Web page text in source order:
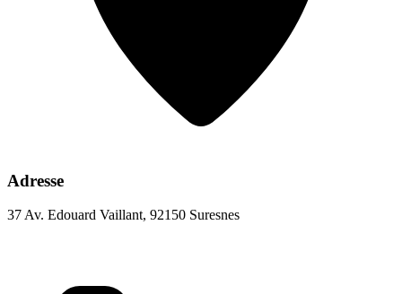
Adresse
37 Av. Edouard Vaillant, 92150 Suresnes